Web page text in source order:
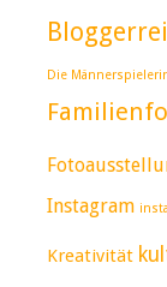
Die
Instagram
Kreativität